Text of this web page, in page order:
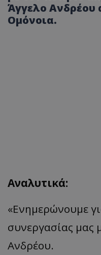
Άγγελο Ανδρέου
Ομόνοια.
Αναλυτικά:
«Ενημερώνουμε
συνεργασίας μας
Ανδρέου.